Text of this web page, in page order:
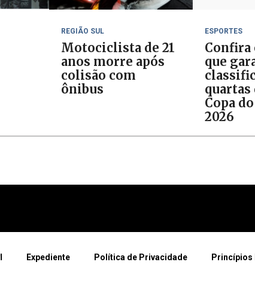
REGIÃO SUL
Motociclista de 21
anos morre após
colisão com
ônibus
ESPORTES
Confira
que
quartas
Copa
2026
Expediente Política de Privacidade Princípios